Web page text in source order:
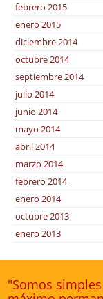
febrero 2015
enero 2015
diciembre 2014
octubre 2014
septiembre 2014
julio 2014
junio 2014
mayo 2014
abril 2014
marzo 2014
febrero 2014
enero 2014
octubre 2013
enero 2013
"Somos